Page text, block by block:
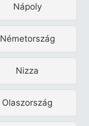
Nápoly
Németország
Nizza
Olaszország